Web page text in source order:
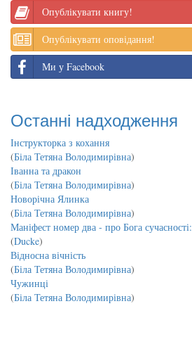
Опублікувати книгу!
Опублікувати оповідання!
Ми у Facebook
Останні надходження
Інструкторка з кохання
(Біла Тетяна Володимирівна)
Іванна та дракон
(Біла Тетяна Володимирівна)
Новорічна Ялинка
(Біла Тетяна Володимирівна)
Маніфест номер два - про Бога сучасності:
(Ducke)
Відносна вічність
(Біла Тетяна Володимирівна)
Чужинці
(Біла Тетяна Володимирівна)